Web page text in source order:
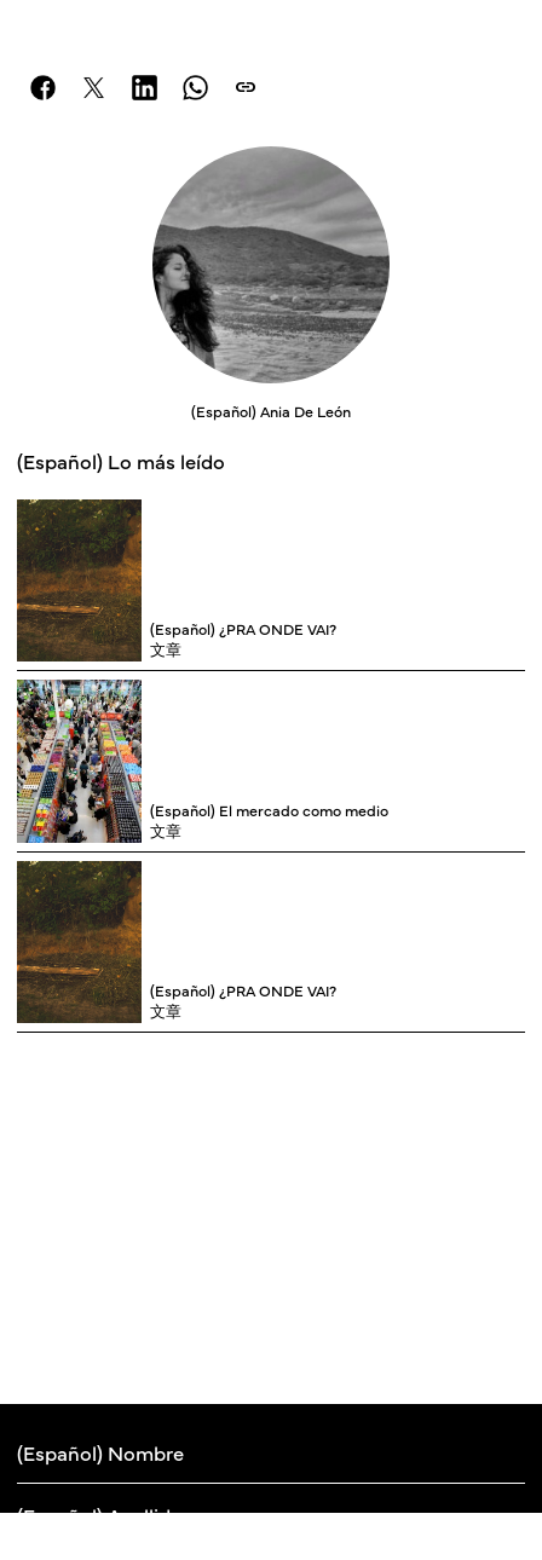
link
(Español) Ania De León
(Español) Lo más leído
(Español) ¿PRA ONDE VAI?
文章
(Español) El mercado como medio
文章
(Español) ¿PRA ONDE VAI?
文章